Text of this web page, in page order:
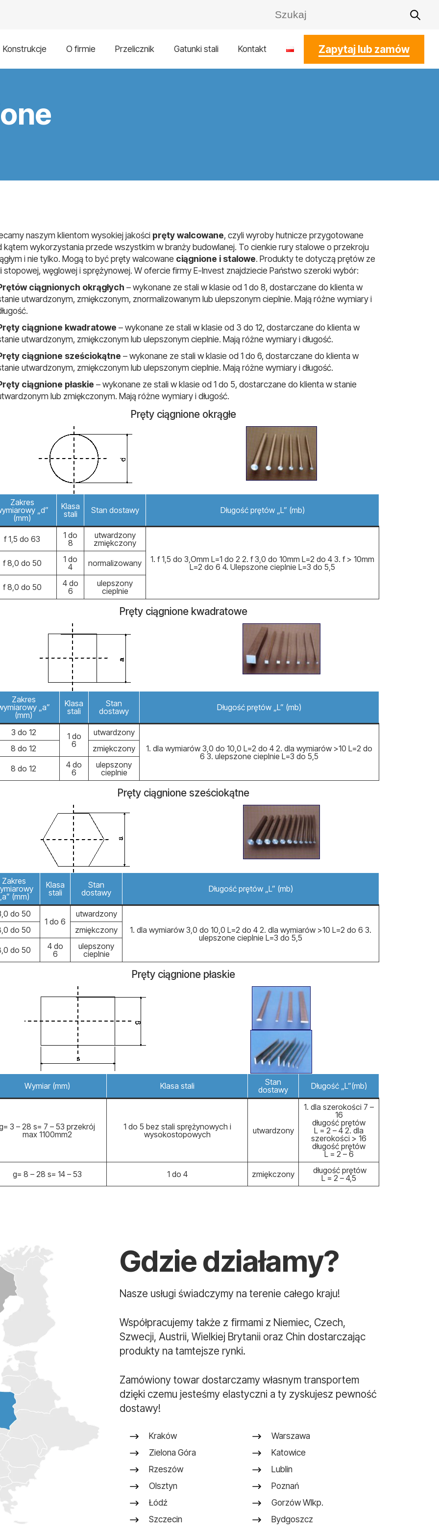
Konstrukcje O firmie Przelicznik Gatunki stali Kontakt Zapytaj lub zamów
naszym klientom wysokiej jakości pręty walcowane, czyli wyroby hutnicze przygotowane
kątem wykorzystania przede wszystkim w branży budowlanej. To cienkie rury stalowe o przekroju
i nie tylko. Mogą to być pręty walcowane ciągnione i stalowe. Produkty te dotyczą prętów ze
stopowej, węglowej i sprężynowej. W ofercie firmy E-Invest znajdziecie Państwo szeroki wybór:
ciągnionych okrągłych – wykonane ze stali w klasie od 1 do 8, dostarczane do klienta w
utwardzonym, zmiękczonym, znormalizowanym lub ulepszonym cieplnie. Mają różne wymiary i
ciągnione kwadratowe – wykonane ze stali w klasie od 3 do 12, dostarczane do klienta w
utwardzonym, zmiękczonym lub ulepszonym cieplnie. Mają różne wymiary i długość.
ciągnione sześciokątne – wykonane ze stali w klasie od 1 do 6, dostarczane do klienta w
utwardzonym, zmiękczonym lub ulepszonym cieplnie. Mają różne wymiary i długość.
ciągnione płaskie – wykonane ze stali w klasie od 1 do 5, dostarczane do klienta w stanie
lub zmiękczonym. Mają różne wymiary i długość.
Pręty ciągnione okrągłe
Zakres
„d”
(mm)
Klasa
stali
Stan dostawy Długość prętów „L” (mb)
f 1,5 do 63
1 do
8
utwardzony
zmiękczony
1. f 1,5 do 3,Omm L=1 do 2 2. f 3,0 do 10mm L=2 do 4 3. f > 10mm
L=2 do 6 4. Ulepszone cieplnie L=3 do 5,5
f 8,0 do 50
1 do
4
normalizowany
f 8,0 do 50
4 do
6
ulepszony
cieplnie
Pręty ciągnione kwadratowe
Zakres
„a”
(mm)
Klasa
stali
Stan
dostawy
Długość prętów „L” (mb)
3 do 12
1 do
6
utwardzony
1. dla wymiarów 3,0 do 10,0 L=2 do 4 2. dla wymiarów >10 L=2 do
6 3. ulepszone cieplnie L=3 do 5,5
8 do 12 zmiękczony
8 do 12
4 do
6
ulepszony
cieplnie
Pręty ciągnione sześciokątne
Zakres
(mm)
Klasa
stali
Stan
dostawy
Długość prętów „L” (mb)
do 50
1 do 6
utwardzony
1. dla wymiarów 3,0 do 10,0 L=2 do 4 2. dla wymiarów >10 L=2 do 6 3.
ulepszone cieplnie L=3 do 5,5
do 50 zmiękczony
do 50
4 do
6
ulepszony
cieplnie
Pręty ciągnione płaskie
Wymiar (mm) Klasa stali
Stan
dostawy
Długość „L”(mb)
3 – 28 s= 7 – 53 przekrój
max 1100mm2
1 do 5 bez stali sprężynowych i
wysokostopowych
utwardzony
1. dla szerokości 7 –
16
długość prętów
L = 2 – 4 2. dla
szerokości > 16
długość prętów
L = 2 – 6
g= 8 – 28 s= 14 – 53 1 do 4 zmiękczony
długość prętów
L = 2 – 4,5
Gdzie działamy?
Nasze usługi świadczymy na terenie całego kraju!
Współpracujemy także z firmami z Niemiec, Czech,
Szwecji, Austrii, Wielkiej Brytanii oraz Chin dostarczając
produkty na tamtejsze rynki.
Zamówiony towar dostarczamy własnym transportem
dzięki czemu jesteśmy elastyczni a ty zyskujesz pewność
dostawy!
Kraków
Zielona Góra
Rzeszów
Olsztyn
Łódź
Szczecin
Warszawa
Katowice
Lublin
Poznań
Gorzów Wlkp.
Bydgoszcz